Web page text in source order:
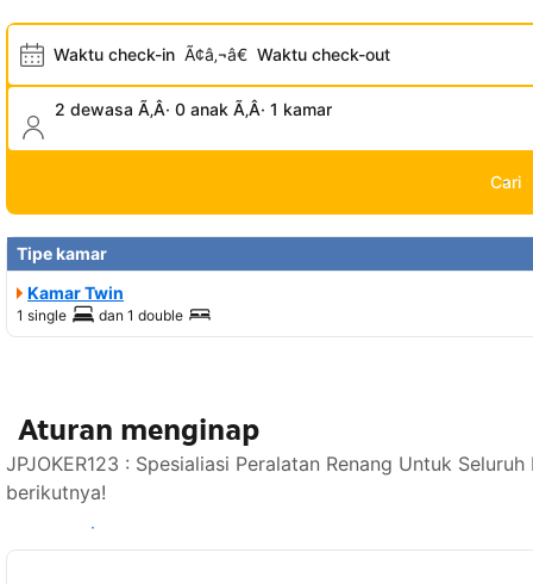
Waktu check-in Ã¢â‚¬â€ Waktu check-out
2 dewasa Ã‚Â· 0 anak Ã‚Â· 1 kamar
Cari
Tipe kamar
Kamar Twin
1 single dan 1 double
Aturan menginap
JPJOKER123 : Spesialiasi Peralatan Renang Untuk
berikutnya!
Lihat ketersediaan